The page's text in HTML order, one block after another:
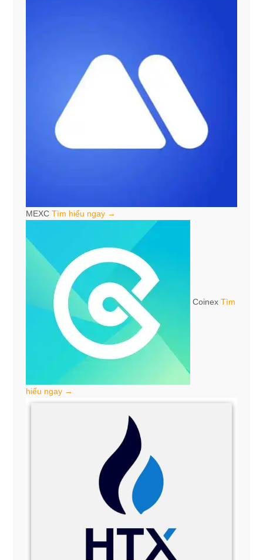
MEXC Tìm hiểu ngay →
Coinex Tìm
hiểu ngay →